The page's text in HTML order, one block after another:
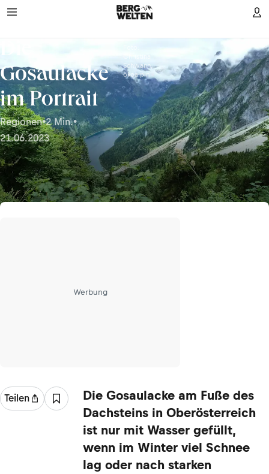
Die
Gosaulacke
im Portrait
Regionen•2 Min.•
21.06.2023
Christina
Schwann,
ökoalpin
Werbung
Teilen
Die Gosaulacke am Fuße des
Dachsteins in Oberösterreich
ist nur mit Wasser gefüllt,
wenn im Winter viel Schnee
lag oder nach starken